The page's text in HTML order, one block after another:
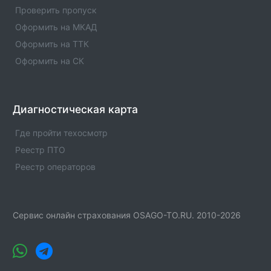
страховых компаний по ОСАГО в пгт. Свече.
Автострахование.
Проверить пропуск
Оформить на МКАД
Оформить на ТТК
Оформить на СК
Диагностическая карта
Где пройти техосмотр
Реестр ПТО
Реестр операторов
Сервис онлайн страхования OSAGO-TO.RU. 2010-2026